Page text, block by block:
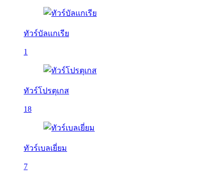
ทัวร์บัลเเกเรีย
1
ทัวร์โปรตุเกส
18
ทัวร์เบลเยี่ยม
7